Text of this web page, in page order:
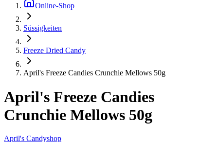
Online-Shop
Süssigkeiten
Freeze Dried Candy
April's Freeze Candies Crunchie Mellows 50g
April's Freeze Candies
Crunchie Mellows 50g
April's Candyshop